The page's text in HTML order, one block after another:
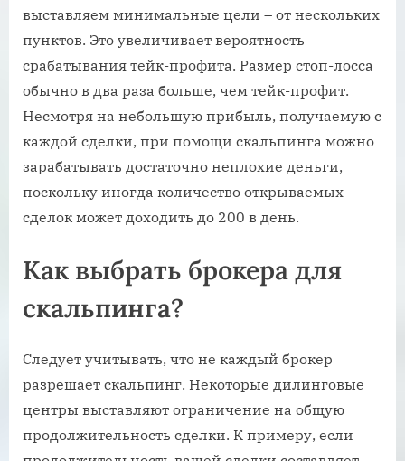
выставляем минимальные цели – от нескольких
пунктов. Это увеличивает вероятность
срабатывания тейк-профита. Размер стоп-лосса
обычно в два раза больше, чем тейк-профит.
Несмотря на небольшую прибыль, получаемую с
каждой сделки, при помощи скальпинга можно
зарабатывать достаточно неплохие деньги,
поскольку иногда количество открываемых
сделок может доходить до 200 в день.
Как выбрать брокера для
скальпинга?
Следует учитывать, что не каждый брокер
разрешает скальпинг. Некоторые дилинговые
центры выставляют ограничение на общую
продолжительность сделки. К примеру, если